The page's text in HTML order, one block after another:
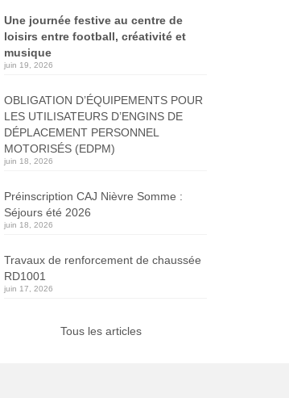
Une journée festive au centre de
loisirs entre football, créativité et
musique
juin 19, 2026
OBLIGATION D’ÉQUIPEMENTS POUR
LES UTILISATEURS D’ENGINS DE
DÉPLACEMENT PERSONNEL
MOTORISÉS (EDPM)
juin 18, 2026
Préinscription CAJ Nièvre Somme :
Séjours été 2026
juin 18, 2026
Travaux de renforcement de chaussée
RD1001
juin 17, 2026
Tous les articles